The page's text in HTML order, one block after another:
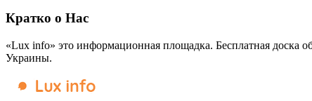
Кратко о Нас
«Lux info» это информационная площадка. Бесплатная доска
Украины.